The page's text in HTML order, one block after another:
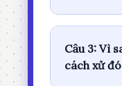
Câu 3: Vì
cách xử